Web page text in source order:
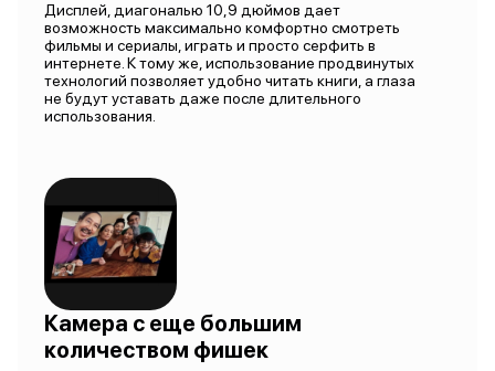
Дисплей, диагональю 10,9 дюймов дает
возможность максимально комфортно смотреть
фильмы и сериалы, играть и просто серфить в
интернете. К тому же, использование продвинутых
технологий позволяет удобно читать книги, а глаза
не будут уставать даже после длительного
использования.
Камера с еще большим
количеством фишек